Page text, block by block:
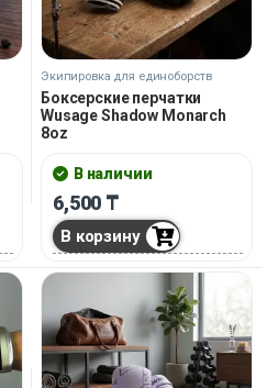
Экипировка для единоборств
Боксерские перчатки
Wusage Shadow Monarch
8oz
В наличии
6,500 ₸
В корзину